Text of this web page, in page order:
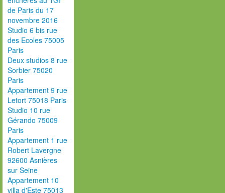
de Paris du 17
novembre 2016
Studio 6 bis rue
des Ecoles 75005
Paris
Deux studios 8 rue
Sorbier 75020
Paris
Appartement 9 rue
Letort 75018 Paris
Studio 10 rue
Gérando 75009
Paris
Appartement 1 rue
Robert Lavergne
92600 Asnières
sur Seine
Appartement 10
villa d'Este 75013